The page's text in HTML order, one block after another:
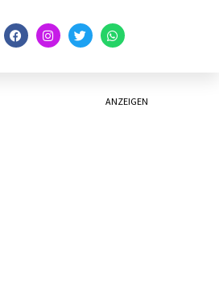
ANZEIGEN